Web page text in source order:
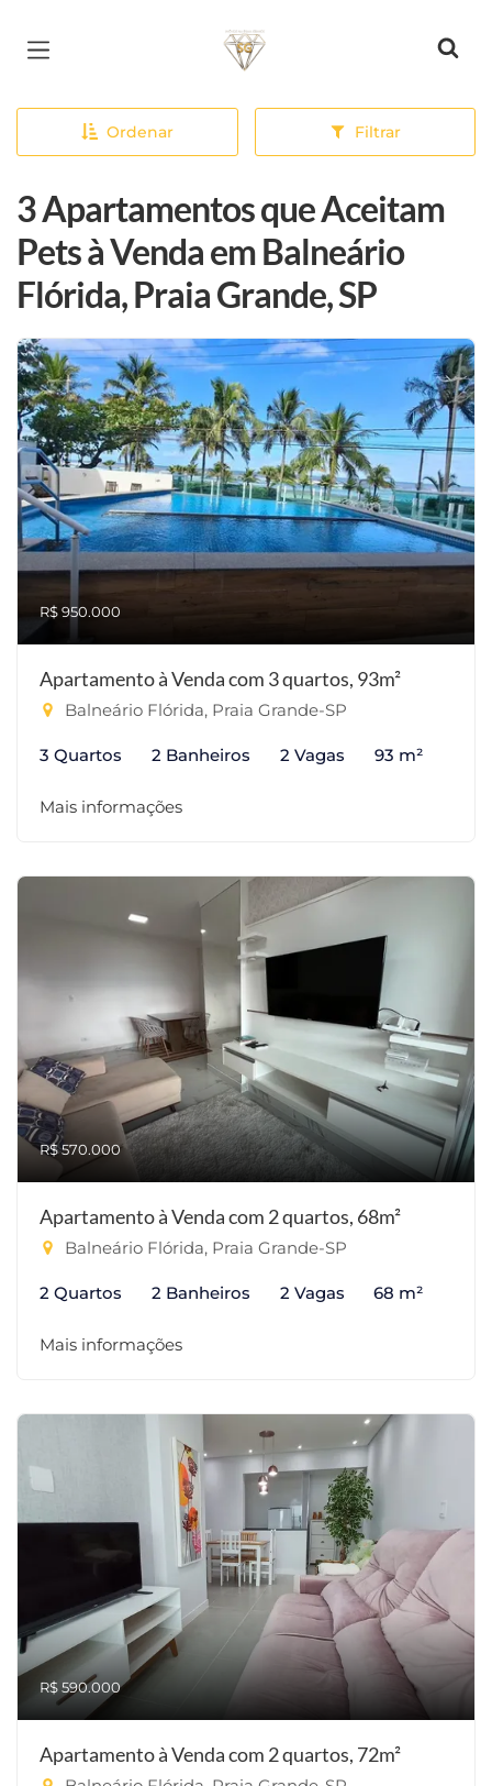
Página inicial
Ordenar Filtrar
3 Apartamentos que Aceitam
Pets à Venda em Balneário
Flórida, Praia Grande, SP
R$ 950.000
Apartamento à Venda com 3 quartos, 93m²
Balneário Flórida, Praia Grande-SP
3 Quartos 2 Banheiros 2 Vagas 93 m²
Mais informações
R$ 570.000
Apartamento à Venda com 2 quartos, 68m²
Balneário Flórida, Praia Grande-SP
2 Quartos 2 Banheiros 2 Vagas 68 m²
Mais informações
R$ 590.000
Apartamento à Venda com 2 quartos, 72m²